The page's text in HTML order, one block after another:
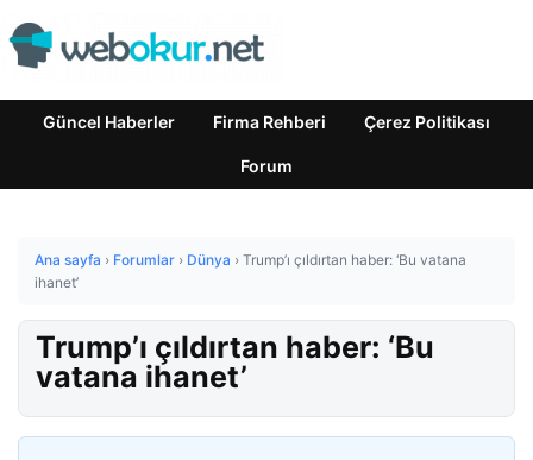
Güncel Haberler Firma Rehberi Çerez Politikası
Forum
Ana sayfa › Forumlar › Dünya › Trump’ı çıldırtan haber: ‘Bu vatana
ihanet’
Trump’ı çıldırtan haber: ‘Bu
vatana ihanet’